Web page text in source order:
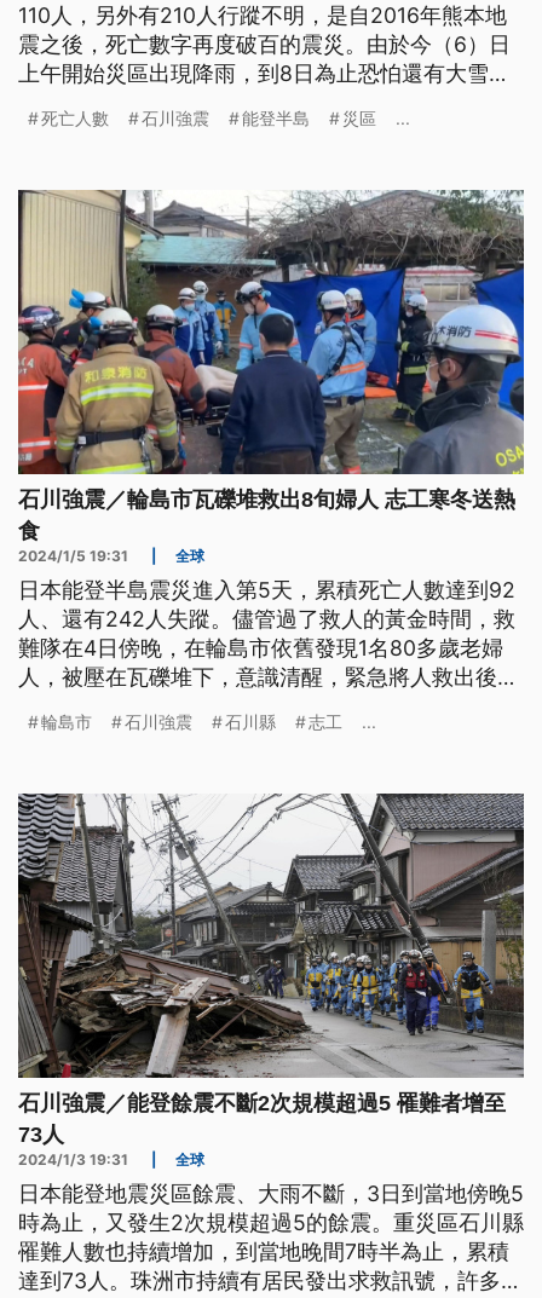
110人，另外有210人行蹤不明，是自2016年熊本地
震之後，死亡數字再度破百的震災。由於今（6）日
上午開始災區出現降雨，到8日為止恐怕還有大雪的
死亡人數 石川強震 能登半島 災區 ...
石川強震／輪島市瓦礫堆救出8旬婦人 志工寒冬送熱
食
2024/1/5 19:31 全球
日本能登半島震災進入第5天，累積死亡人數達到92
人、還有242人失蹤。儘管過了救人的黃金時間，救
難隊在4日傍晚，在輪島市依舊發現1名80多歲老婦
人，被壓在瓦礫堆下，意識清醒，緊急將人救出後送
人利用假影片，在網路上騙取民眾捐款。
輪島市 石川強震 石川縣 志工 ...
石川強震／能登餘震不斷2次規模超過5 罹難者增至
73人
2024/1/3 19:31 全球
日本能登地震災區餘震、大雨不斷，3日到當地傍晚5
時為止，又發生2次規模超過5的餘震。重災區石川縣
罹難人數也持續增加，到當地晚間7時半為止，累積
達到73人。珠洲市持續有居民發出求救訊號，許多災